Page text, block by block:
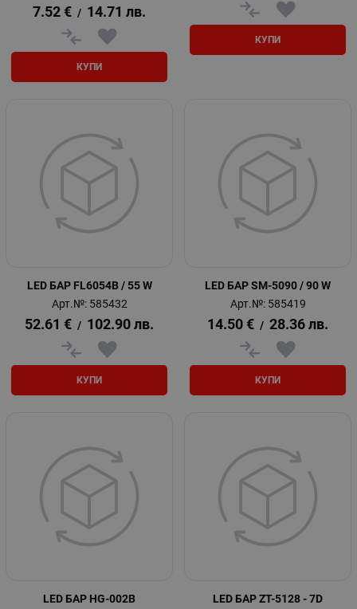
7.52 € / 14.71 лв.
КУПИ
КУПИ
LED БАР FL6054B / 55 W
Арт.№: 585432
52.61 € / 102.90 лв.
КУПИ
LED БАР SM-5090 / 90 W
Арт.№: 585419
14.50 € / 28.36 лв.
КУПИ
LED БАР HG-002B
LED БАР ZT-5128 - 7D